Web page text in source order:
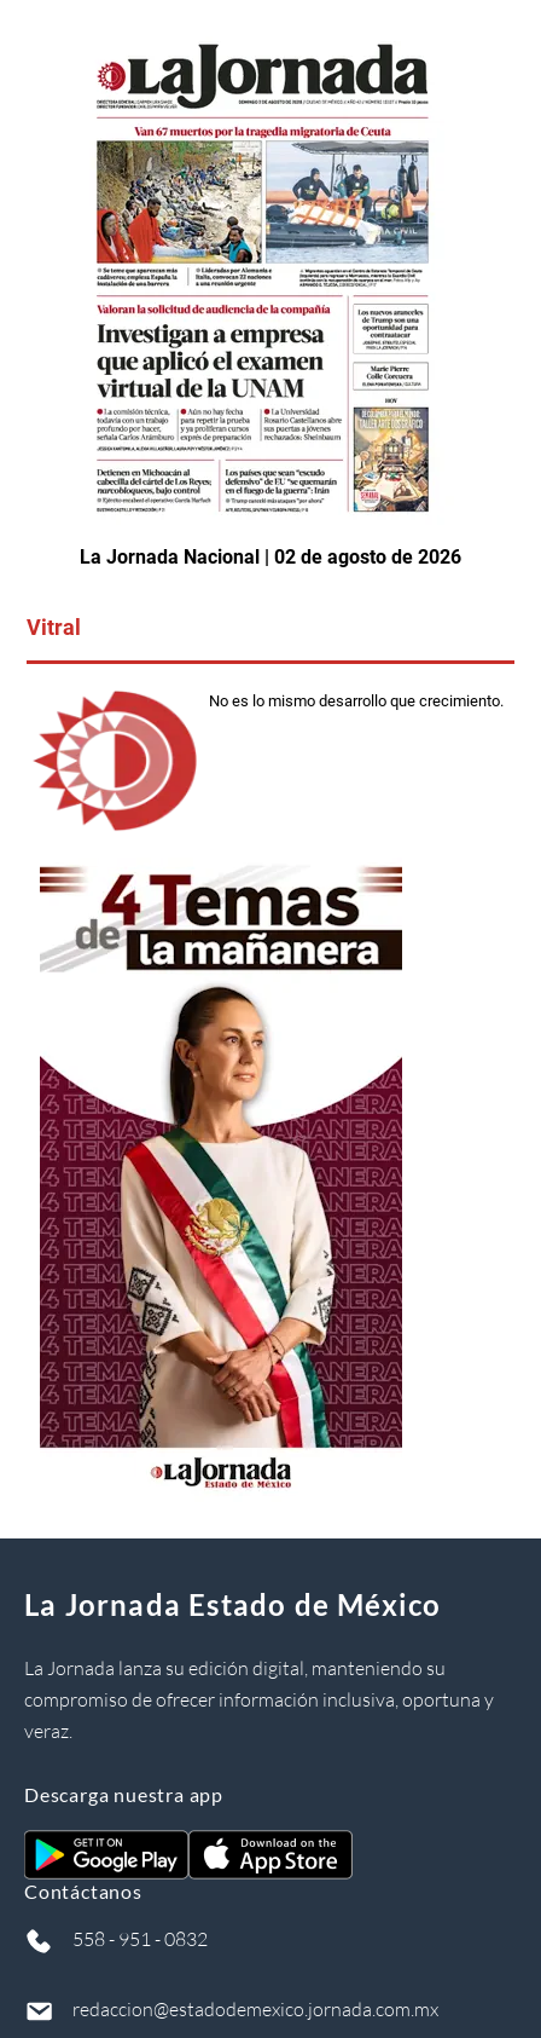
La Jornada Nacional | 02 de agosto de 2026
Vitral
No es lo mismo desarrollo que crecimiento.
La Jornada Estado de México
La Jornada lanza su edición digital, manteniendo su
compromiso de ofrecer información inclusiva, oportuna y
veraz.
Descarga nuestra app
Contáctanos
558 - 951 - 0832
redaccion@estadodemexico.jornada.com.mx